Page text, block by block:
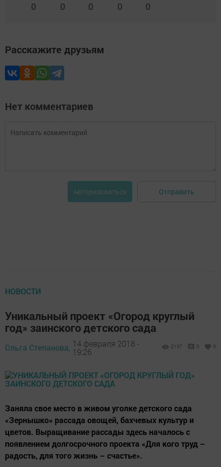
0 0 0 0 0
Расскажите друзьям
Нет комментариев
Авторизоваться Отправить
НОВОСТИ
Уникальный проект «Огород круглый
год» заинского детского сада
Ольга Степанова, 14 февраля 2018 -
19:26
2137 0 0
Заняла свое место в живом уголке детского сада
«Зернышко» рассада овощей, бахчевых культур и
цветов. Выращивание рассады здесь началось с
появлением долгосрочного проекта «Для кого труд –
радость, для того жизнь – счастье».